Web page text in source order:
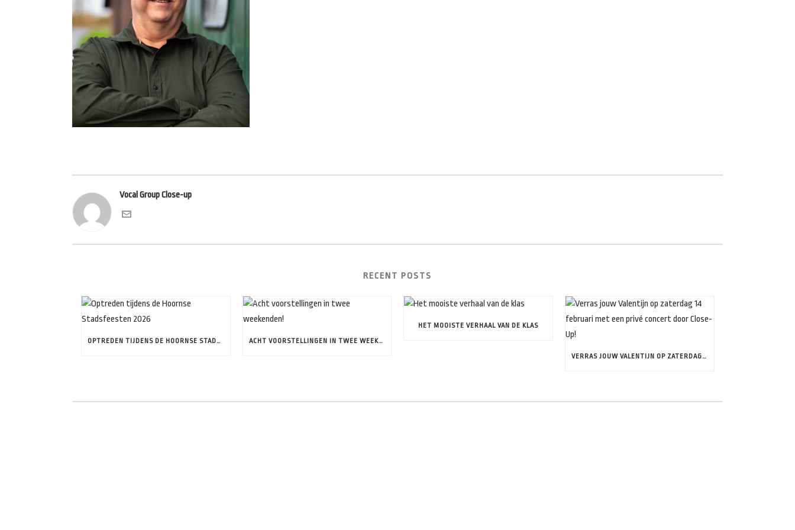
Vocal Group Close-up
RECENT POSTS
OPTREDEN TIJDENS DE HOORNSE STADSFEESTEN 2026 ACHT VOORSTELLINGEN IN TWEE WEEKENDEN!
HET MOOISTE VERHAAL VAN DE KLAS
VERRAS JOUW VALENTIJN OP ZATERDAG 14 FEBRUARI MET EEN PRIVÉ CONCERT DOOR CLOSE-UP!